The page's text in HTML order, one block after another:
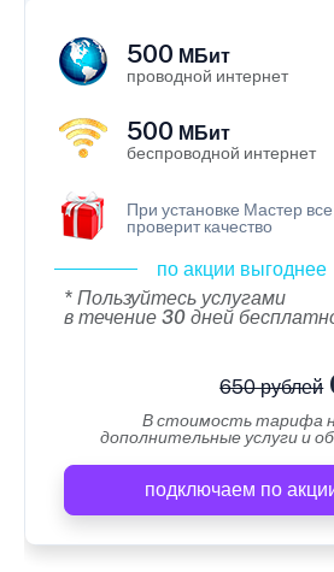
500 МБит
проводной интернет
500 МБит
беспроводной интернет
При установке Мастер
проверит качество
по акции выгоднее
* Пользуйтесь услугами
в течение 30 дней
650 рублей
В стоимость тарифа
дополнительные услуги и
подключаем по